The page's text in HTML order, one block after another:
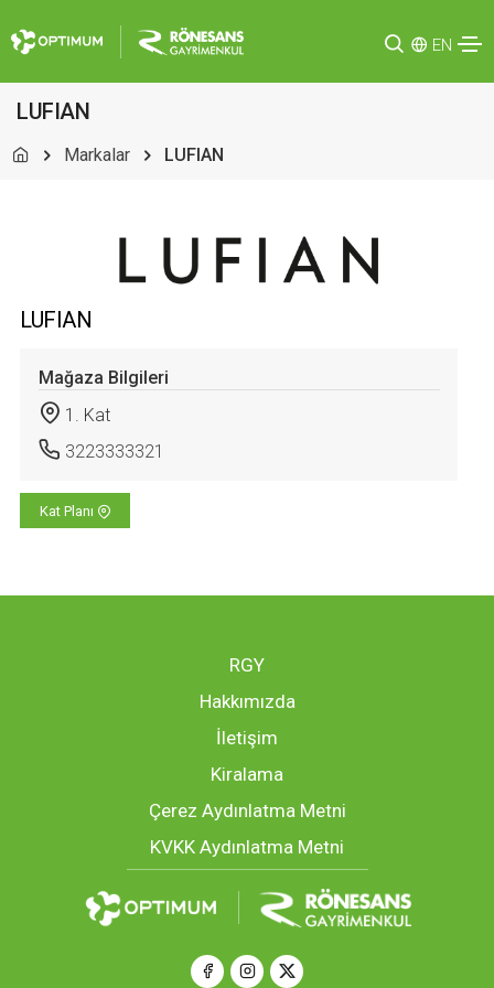
EN
LUFIAN
Markalar LUFIAN
LUFIAN
Mağaza Bilgileri
1. Kat
3223333321
Kat Planı
RGY
Hakkımızda
İletişim
Kiralama
Çerez Aydınlatma Metni
KVKK Aydınlatma Metni